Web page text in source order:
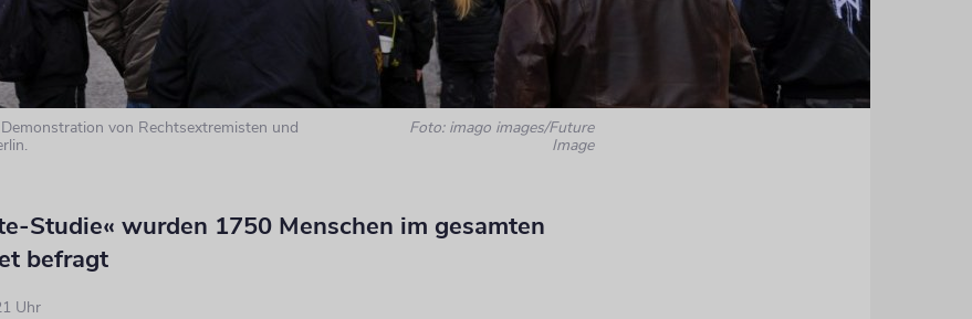
von Rechtsextremisten und
Foto: imago images/Future
Image
Studie« wurden 1750 Menschen im gesamten
befragt
Uhr